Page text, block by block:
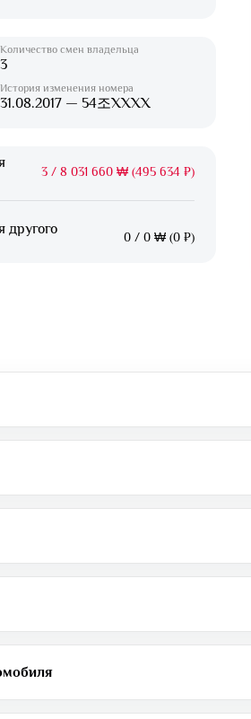
Количество смен владельца
3
История изменения номера
31.08.2017 — 54조XXXX
3 / 8 031 660 ₩ (495 634 ₽)
другого
0 / 0 ₩ (0 ₽)